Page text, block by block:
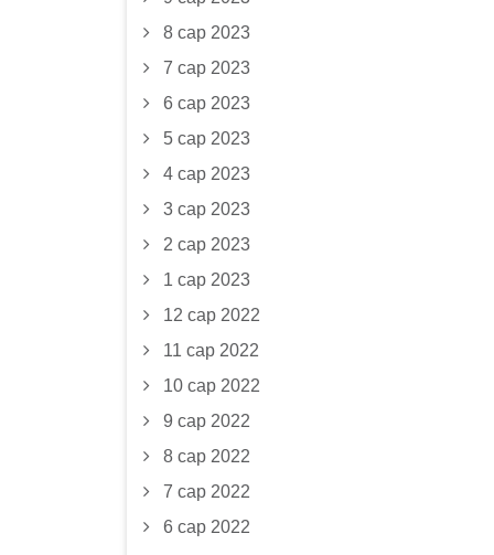
8 сар 2023
7 сар 2023
6 сар 2023
5 сар 2023
4 сар 2023
3 сар 2023
2 сар 2023
1 сар 2023
12 сар 2022
11 сар 2022
10 сар 2022
9 сар 2022
8 сар 2022
7 сар 2022
6 сар 2022